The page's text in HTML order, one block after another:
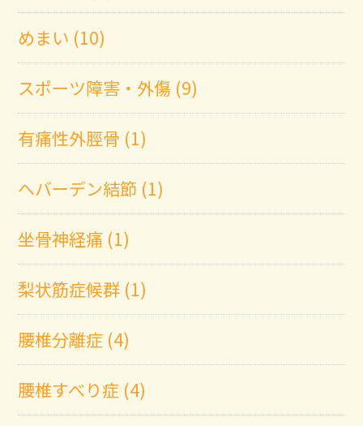
めまい (10)
スポーツ障害・外傷 (9)
有痛性外脛骨 (1)
へバーデン結節 (1)
坐骨神経痛 (1)
梨状筋症候群 (1)
腰椎分離症 (4)
腰椎すべり症 (4)